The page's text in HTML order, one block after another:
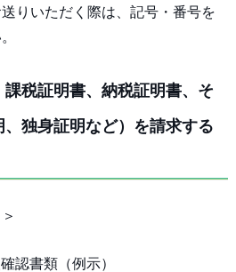
りいただく際は、記号・番号を
税証明書、納税証明書、そ
独身証明など）を請求する